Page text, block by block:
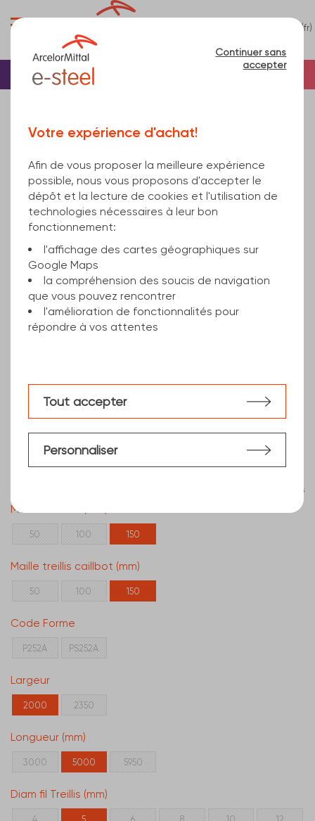
(fr)
Accueil Béton
treillis soudé 150x150x5 DE500BS NBN A24-301
2000X5000
Effacer les filtres
Maille 2 treillis (mm)
50 100 150
Maille treillis caillbot (mm)
50 100 150
Code Forme
P252A PS252A
Largeur
2000 2350
Longueur (mm)
3000 5000 5950
Diam fil Treillis (mm)
Continuer sans
accepter
Votre expérience d'achat!
Afin de vous proposer la meilleure expérience
possible, nous vous proposons d'accepter le
dépôt et la lecture de cookies et l'utilisation de
technologies nécessaires à leur bon
fonctionnement:
l'affichage des cartes géographiques sur
Google Maps
la compréhension des soucis de navigation
que vous pouvez rencontrer
l'amélioration de fonctionnalités pour
répondre à vos attentes
Personnaliser
Tout accepter